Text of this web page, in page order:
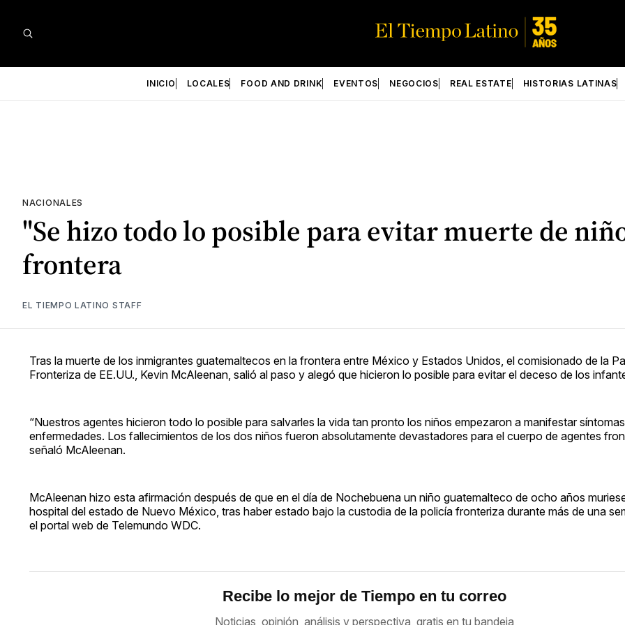
INICIO LOCALES FOOD AND DRINK EVENTOS NEGOCIOS REAL ESTATE HISTORIAS LATINAS
NACIONALES
"Se hizo todo lo posible para evitar muerte de
frontera
EL TIEMPO LATINO STAFF
Tras la muerte de los inmigrantes guatemaltecos en la frontera entre México y Estados Unidos, el comisionado de la
Fronteriza de EE.UU., Kevin McAleenan, salió al paso y alegó que hicieron lo posible para evitar el deceso de los
“Nuestros agentes hicieron todo lo posible para salvarles la vida tan pronto los niños empezaron a manifestar
enfermedades. Los fallecimientos de los dos niños fueron absolutamente devastadores para el cuerpo de agentes
señaló McAleenan.
McAleenan hizo esta afirmación después de que en el día de Nochebuena un niño guatemalteco de ocho años
hospital del estado de Nuevo México, tras haber estado bajo la custodia de la policía fronteriza durante más de una
el portal web de Telemundo WDC.
Recibe lo mejor de Tiempo en tu correo
Noticias, opinión, análisis y perspectiva, gratis en tu bandeja